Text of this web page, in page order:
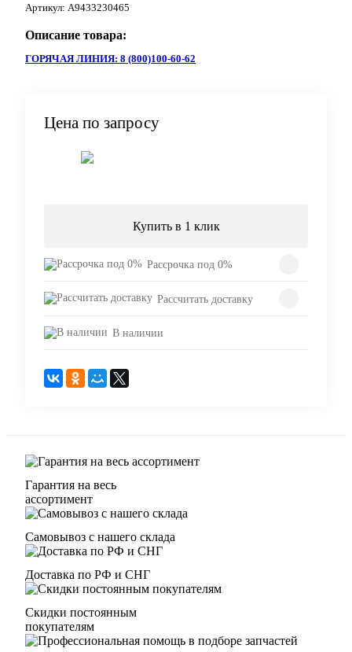
Артикул: A9433230465
Описание товара:
ГОРЯЧАЯ ЛИНИЯ: 8 (800)100-60-62
Цена по запросу
Купить в 1 клик
Рассрочка под 0%
Рассчитать доставку
В наличии
Гарантия на весь
ассортимент
Самовывоз с нашего склада
Доставка по РФ и СНГ
Скидки постоянным
покупателям